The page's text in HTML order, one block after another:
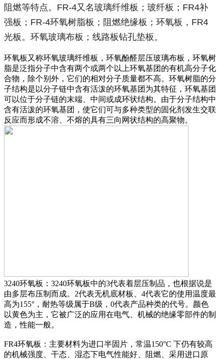
阻燃等特点。FR-4又名玻璃纤维板；玻纤板；FR4补
强板；FR-4环氧树脂板；阻燃绝缘板；环氧板，FR4
光板。环氧玻璃布板；线路板钻孔垫板。
环氧板又称环氧玻璃纤维板，环氧酚醛层压玻璃布板，环氧树
脂是泛指分子中含有两个或两个以上环氧基团的有机高分子化
合物，除个别外，它们的相对分子质量都不高。环氧树脂的分
子结构是以分子链中含有活泼的环氧基团为其特征，环氧基团
可以位于分子链的末端、中间或成环状结构。由于分子结构中
含有活泼的环氧基团，使它们可与多种类型的固化剂发生交联
反应而形成不溶、不熔的具有三向网状结构的高聚物。
3240环氧板：3240环氧板中的3代表着层压制品，也根据说是
由多层布压制而成。2代表无机底材板、4代表它的使用温度最
高为155°，耐热等级属于B级，0代表产品种类的代号。颜色
以黄色为主，它被广泛的应用在电气、机械的绝缘零部件的制
造，性能一般。
FR4环氧板：主要材料为进口半固片，常温150°C 下仍有较高
的机械强度、干态、湿态下电气性能好、阻燃、采用进口原